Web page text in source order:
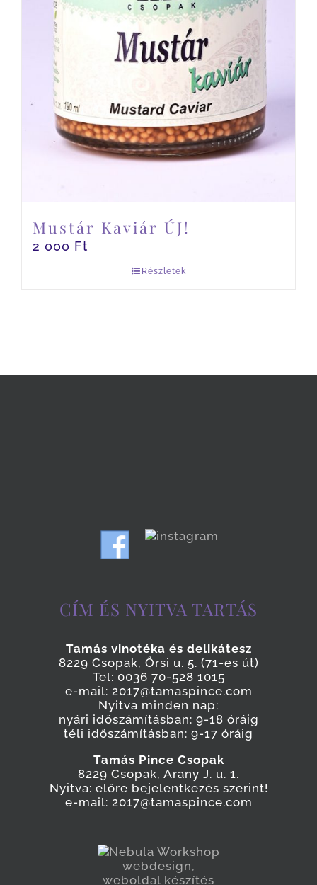
Mustár Kaviár ÚJ!
2 000 Ft
Részletek
CÍM ÉS NYITVA TARTÁS
Tamás vinotéka és delikátesz
8229 Csopak, Őrsi u. 5. (71-es út)
Tel: 0036 70-528 1015
e-mail: 2017@tamaspince.com
Nyitva minden nap:
nyári időszámításban: 9-18 óráig
téli időszámításban: 9-17 óráig
Tamás Pince Csopak
8229 Csopak, Arany J. u. 1.
Nyitva: előre bejelentkezés szerint!
e-mail: 2017@tamaspince.com